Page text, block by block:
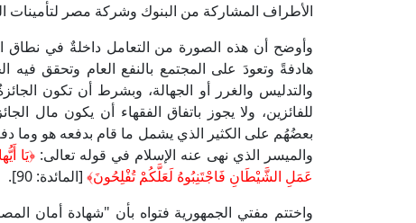
الأطراف المشاركة من البنوك وشركة مصر لتأمينات
وأوضح أن هذه الصورة من التعامل داخلةٌ في نطاق
هادفةً وتعودَ على المجتمع بالنفع العام وتحقق فيه
والتدليس والغرر أو الجهالة، وبشرط أن تكون
للفائزين، ولا يجوز باتفاق الفقهاء أن يكون مال
بعضُهُم على الكثير الذي يشمل ما قام بدفعه هو وما
والميسر الذي نهى عنه الإسلام في قوله تعالى: ﴿يَا
عَمَلِ الشَّيْطَانِ فَاجْتَنِبُوهُ لَعَلَّكُمْ تُفْلِحُونَ﴾ [المائدة: 90].
واختتم مفتي الجمهورية فتواه بأن "شهادة أمان